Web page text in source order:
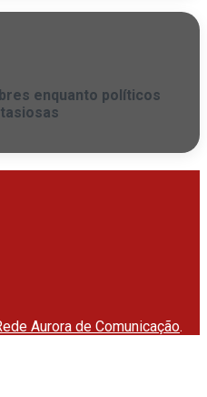
enquanto políticos
Aurora de Comunicação.